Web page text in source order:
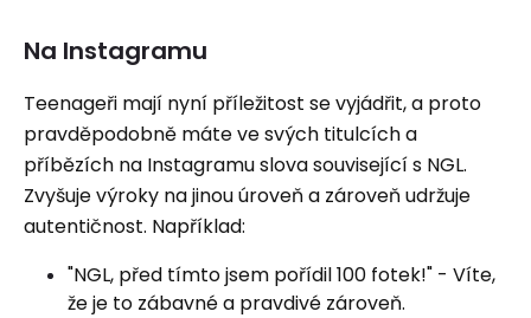
Na Instagramu
Teenageři mají nyní příležitost se vyjádřit, a proto
pravděpodobně máte ve svých titulcích a
příbězích na Instagramu slova související s NGL.
Zvyšuje výroky na jinou úroveň a zároveň udržuje
autentičnost. Například:
"NGL, před tímto jsem pořídil 100 fotek!" - Víte,
že je to zábavné a pravdivé zároveň.